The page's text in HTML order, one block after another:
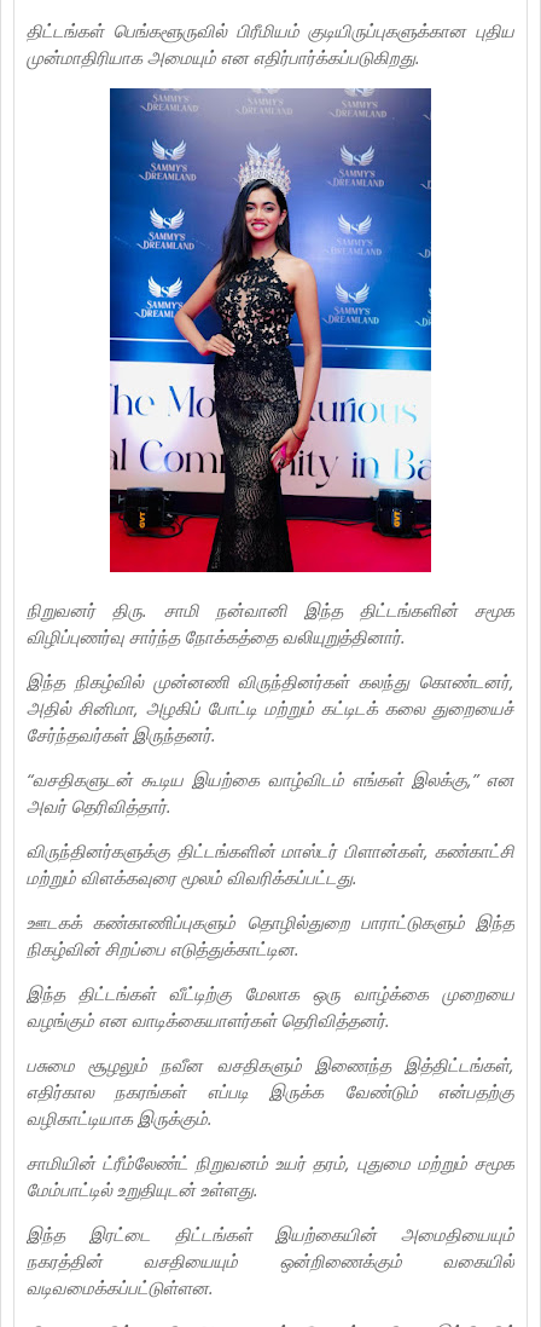
திட்டங்கள் பெங்களூருவில் பிரீமியம் குடியிருப்புகளுக்கான புதிய
முன்மாதிரியாக அமையும் என எதிர்பார்க்கப்படுகிறது.
நிறுவனர் திரு. சாமி நன்வானி இந்த திட்டங்களின் சமூக
விழிப்புணர்வு சார்ந்த நோக்கத்தை வலியுறுத்தினார்.
இந்த நிகழ்வில் முன்னணி விருந்தினர்கள் கலந்து கொண்டனர்,
அதில் சினிமா, அழகிப் போட்டி மற்றும் கட்டிடக் கலை துறையைச்
சேர்ந்தவர்கள் இருந்தனர்.
“வசதிகளுடன் கூடிய இயற்கை வாழ்விடம் எங்கள் இலக்கு,” என
அவர் தெரிவித்தார்.
விருந்தினர்களுக்கு திட்டங்களின் மாஸ்டர் பிளான்கள், கண்காட்சி
மற்றும் விளக்கவுரை மூலம் விவரிக்கப்பட்டது.
ஊடகக் கண்காணிப்புகளும் தொழில்துறை பாராட்டுகளும் இந்த
நிகழ்வின் சிறப்பை எடுத்துக்காட்டின.
இந்த திட்டங்கள் வீட்டிற்கு மேலாக ஒரு வாழ்க்கை முறையை
வழங்கும் என வாடிக்கையாளர்கள் தெரிவித்தனர்.
பசுமை சூழலும் நவீன வசதிகளும் இணைந்த இத்திட்டங்கள்,
எதிர்கால நகரங்கள் எப்படி இருக்க வேண்டும் என்பதற்கு
வழிகாட்டியாக இருக்கும்.
சாமியின் ட்ரீம்லேண்ட் நிறுவனம் உயர் தரம், புதுமை மற்றும் சமூக
மேம்பாட்டில் உறுதியுடன் உள்ளது.
இந்த இரட்டை திட்டங்கள் இயற்கையின் அமைதியையும்
நகரத்தின் வசதியையும் ஒன்றிணைக்கும் வகையில்
வடிவமைக்கப்பட்டுள்ளன.